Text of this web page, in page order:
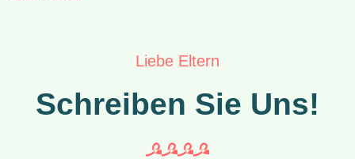
Liebe Eltern
Schreiben Sie Uns!